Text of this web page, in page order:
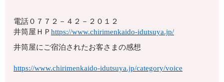
電話０７７２－４２－２０１２
井筒屋ＨＰhttps://www.chirimenkaido-idutsuya.jp/
井筒屋にご宿泊されたお客さまの感想
https://www.chirimenkaido-idutsuya.jp/category/voice